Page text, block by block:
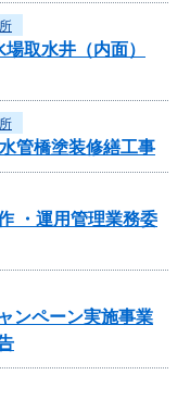
取水井（内面）
管橋塗装修繕工事
・運用管理業務委
ンペーン実施事業